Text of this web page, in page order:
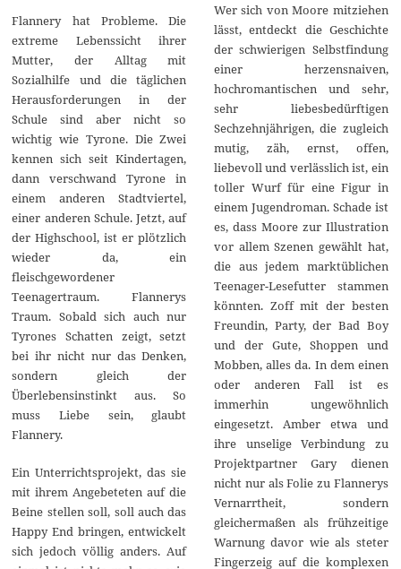
Flannery hat Probleme. Die
extreme Lebenssicht ihrer
Mutter, der Alltag mit
Sozialhilfe und die täglichen
Herausforderungen in der
Schule sind aber nicht so
wichtig wie Tyrone. Die Zwei
kennen sich seit Kindertagen,
dann verschwand Tyrone in
einem anderen Stadtviertel,
einer anderen Schule. Jetzt, auf
der Highschool, ist er plötzlich
wieder da, ein
fleischgewordener
Teenagertraum. Flannerys
Traum. Sobald sich auch nur
Tyrones Schatten zeigt, setzt
bei ihr nicht nur das Denken,
sondern gleich der
Überlebensinstinkt aus. So
muss Liebe sein, glaubt
Flannery.
Ein Unterrichtsprojekt, das sie
mit ihrem Angebeteten auf die
Beine stellen soll, soll auch das
Happy End bringen, entwickelt
sich jedoch völlig anders. Auf
Wer sich von Moore mitziehen
lässt, entdeckt die Geschichte
der schwierigen Selbstfindung
einer herzensnaiven,
hochromantischen und sehr,
sehr liebesbedürftigen
Sechzehnjährigen, die zugleich
mutig, zäh, ernst, offen,
liebevoll und verlässlich ist, ein
toller Wurf für eine Figur in
einem Jugendroman. Schade ist
es, dass Moore zur Illustration
vor allem Szenen gewählt hat,
die aus jedem marktüblichen
Teenager-Lesefutter stammen
könnten. Zoff mit der besten
Freundin, Party, der Bad Boy
und der Gute, Shoppen und
Mobben, alles da. In dem einen
oder anderen Fall ist es
immerhin ungewöhnlich
eingesetzt. Amber etwa und
ihre unselige Verbindung zu
Projektpartner Gary dienen
nicht nur als Folie zu Flannerys
Vernarrtheit, sondern
gleichermaßen als frühzeitige
Warnung davor wie als steter
Fingerzeig auf die komplexen